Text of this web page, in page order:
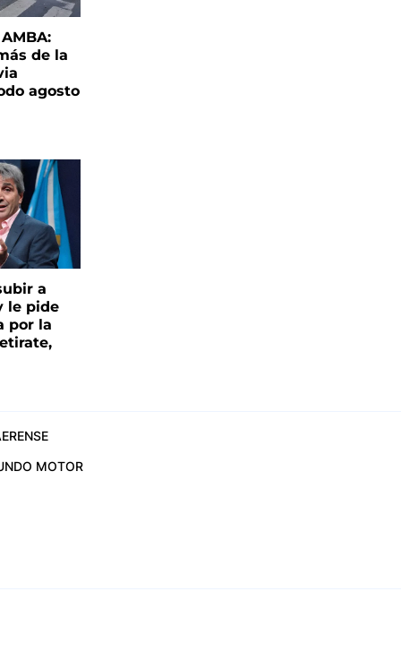
de la
agosto
a
le pide
por la
MOTOR